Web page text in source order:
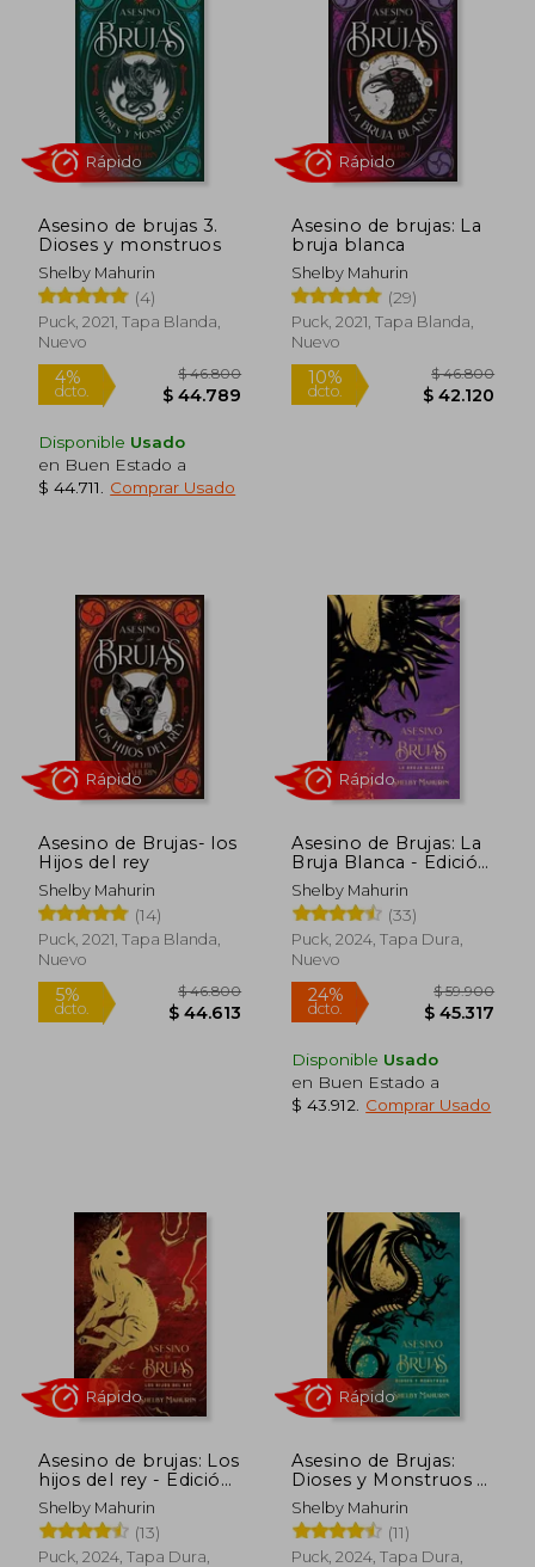
Asesino de brujas 3.
Dioses y monstruos
Shelby Mahurin
(4)
Puck, 2021, Tapa Blanda,
Nuevo
Rápido
Disponible Usado
en Buen Estado a
$ 44.711
Comprar Usado
Asesino de brujas: La
bruja blanca
Shelby Mahurin
(29)
Puck, 2021, Tapa Blanda,
Nuevo
Rápido
Asesino de Brujas- los
Hijos del rey
Shelby Mahurin
(14)
Puck, 2021, Tapa Blanda,
Nuevo
5%
dcto.
$ 46.800
$ 44.613
Rápido
Asesino de Brujas: La
Bruja Blanca - Edición
Limitada
Shelby Mahurin
(33)
Puck, 2024, Tapa Dura,
Nuevo
24%
dcto.
Rápido
Disponible Usado
en Buen Estado a
$ 43.912
Comprar Usado
Asesino de brujas: Los
hijos del rey - Edición
limitada
Shelby Mahurin
(13)
Puck, 2024, Tapa Dura,
Asesino de Brujas:
Dioses y Monstruos -
Edición Limitada
Shelby Mahurin
(11)
Puck, 2024, Tapa Dura,